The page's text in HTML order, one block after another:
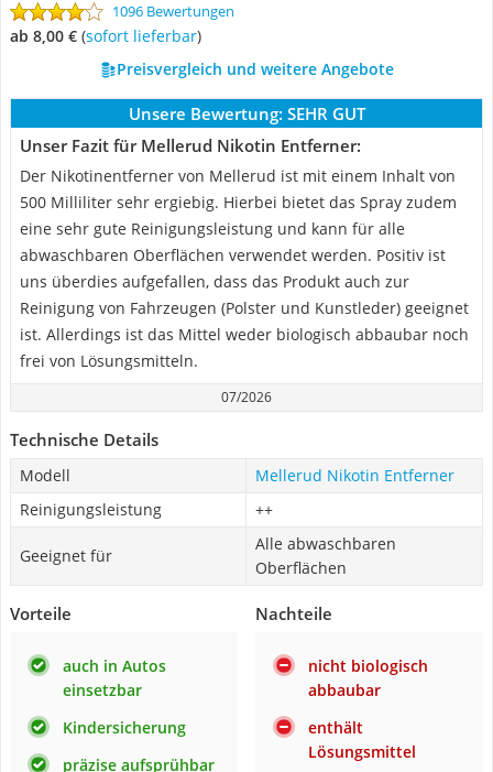
1096 Bewertungen
ab 8,00 € ( Sofort lieferbar)
Preisvergleich und weitere Angebote
Unsere Bewertung: SEHR GUT
Unser Fazit für Mellerud Nikotin Entferner:
Der Nikotinentferner von Mellerud ist mit einem Inhalt von
500 Milliliter sehr ergiebig. Hierbei bietet das Spray zudem
eine sehr gute Reinigungsleistung und kann für alle
abwaschbaren Oberflächen verwendet werden. Positiv ist
uns überdies aufgefallen, dass das Produkt auch zur
Reinigung von Fahrzeugen (Polster und Kunstleder) geeignet
ist. Allerdings ist das Mittel weder biologisch abbaubar noch
frei von Lösungsmitteln.
07/2026
Technische Details
Modell
Mellerud Nikotin Entferner
Reinigungsleistung
++
Geeignet für
Alle abwaschbaren
Oberflächen
Vorteile
auch in Autos
einsetzbar
Kindersicherung
präzise aufsprühbar
Nachteile
nicht biologisch
abbaubar
enthält
Lösungsmittel